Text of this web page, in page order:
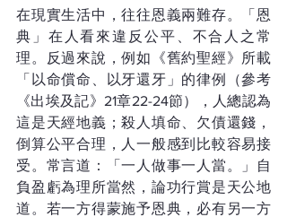
在現實生活中，往往恩義兩難存。「恩
典」在人看來違反公平、不合人之常
理。反過來說，例如《舊約聖經》所載
「以命償命、以牙還牙」的律例（參考
《出埃及記》21章22-24節），人總認為
這是天經地義；殺人填命、欠債還錢，
倒算公平合理，人一般感到比較容易接
受。常言道：「一人做事一人當。」自
負盈虧為理所當然，論功行賞是天公地
道。若一方得蒙施予恩典，必有另一方